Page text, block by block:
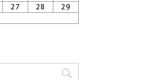
27 28
29